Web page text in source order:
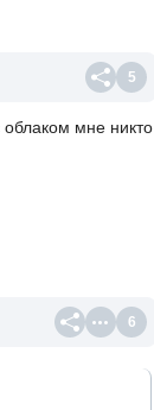
5
мне никто
6